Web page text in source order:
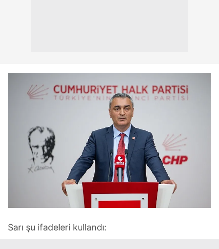
reklam/pazarlama faaliyetlerinin yapılması, amaçlarıyla
sınırlı olarak açık rızanız dahilinde kullanılacaktır.
Çerezlere ilişkin tercihlerinizi aşağıda yer alan panel
vasıtasıyla belirleyebilirsiniz. Çerezlere ilişkin detaylı bilgi
için Ayarlar butonuna tıklayabilir,Çerez Bilgilendirme
Metnimiziziyaret edebilirsiniz.
6698 sayılı Kişisel Verilerin Korunması Kanunu uyarınca
hazırlanmış Aydınlatma Metnimizi okumak ve sitemizde
ilgili mevzuata uygun olarak kullanılan çerezlerle ilgili bilgi
Sarı şu ifadeleri kullandı: